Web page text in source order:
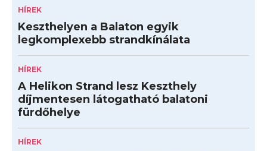
HÍREK
Keszthelyen a Balaton egyik
legkomplexebb strandkínálata
HÍREK
A Helikon Strand lesz Keszthely
díjmentesen látogatható balatoni
fürdőhelye
HÍREK